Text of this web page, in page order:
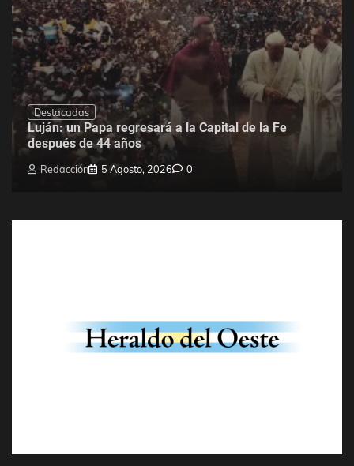
Destacadas
Luján: un Papa regresará a la Capital de la Fe
después de 44 años
Redacción 5 Agosto, 2026 0